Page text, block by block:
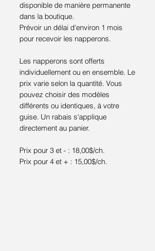
disponible de manière permanente
dans la boutique.
Prévoir un délai d'environ 1 mois
pour recevoir les napperons.
Les napperons sont offerts
individuellement ou en ensemble. Le
prix varie selon la quantité. Vous
pouvez choisir des modèles
différents ou identiques, à votre
guise. Un rabais s'applique
directement au panier.
Prix pour 3 et - : 18,00$/ch.
Prix pour 4 et + : 15,00$/ch.